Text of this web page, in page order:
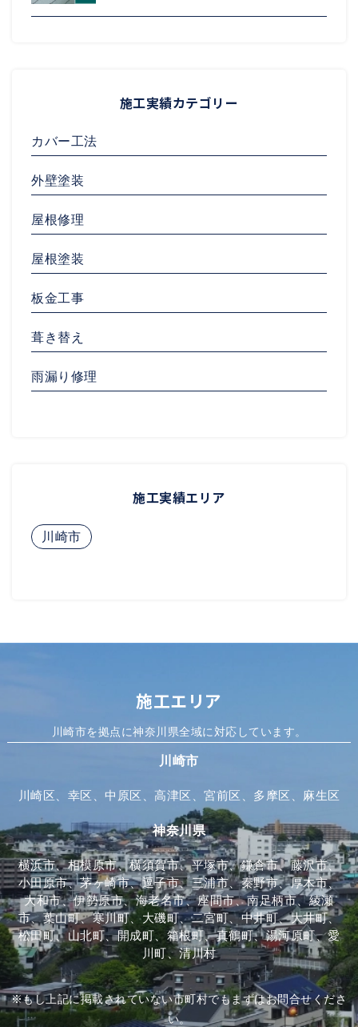
施工実績カテゴリー
カバー工法
外壁塗装
屋根修理
屋根塗装
板金工事
葺き替え
雨漏り修理
施工実績エリア
川崎市
施工エリア
川崎市を拠点に神奈川県全域に対応しています。
川崎市
川崎区、幸区、中原区、高津区、宮前区、多摩区、麻生区
神奈川県
横浜市、相模原市、横須賀市、平塚市、鎌倉市、藤沢市、
小田原市、茅ヶ崎市、逗子市、三浦市、秦野市、厚木市、
大和市、伊勢原市、海老名市、座間市、南足柄市、綾瀬
市、葉山町、寒川町、大磯町、二宮町、中井町、大井町、
松田町、山北町、開成町、箱根町、真鶴町、湯河原町、愛
川町、清川村
※もし上記に掲載されていない市町村でもまずはお問合せくださ
い。